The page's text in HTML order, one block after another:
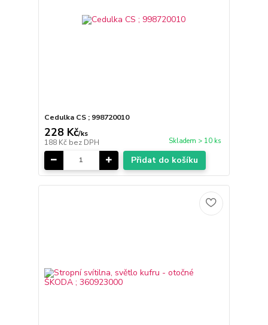
Cedulka CS ; 998720010
228 Kč/ks
188 Kč bez DPH Skladem > 10 ks
Přidat do košíku